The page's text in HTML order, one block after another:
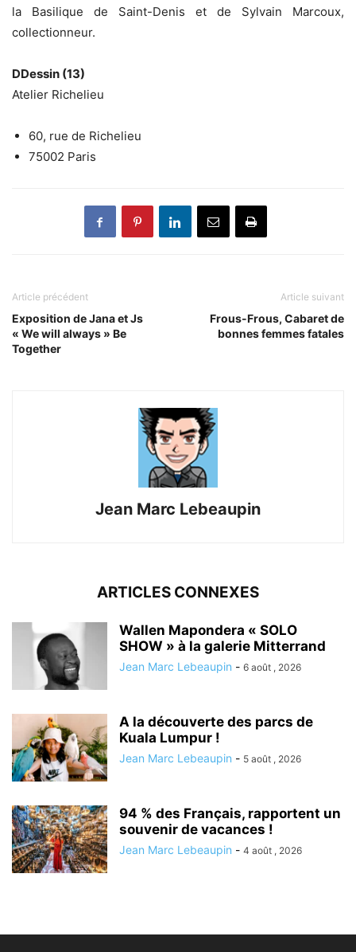
la Basilique de Saint-Denis et de Sylvain Marcoux,
collectionneur.
DDessin (13)
Atelier Richelieu
60, rue de Richelieu
75002 Paris
Article précédent
Exposition de Jana et Js
« We will always » Be
Together
Article suivant
Frous-Frous, Cabaret de
bonnes femmes fatales
Jean Marc Lebeaupin
ARTICLES CONNEXES
Wallen Mapondera « SOLO
SHOW » à la galerie Mitterrand
Jean Marc Lebeaupin - 6 août , 2026
A la découverte des parcs de
Kuala Lumpur !
Jean Marc Lebeaupin - 5 août , 2026
94 % des Français, rapportent un
souvenir de vacances !
Jean Marc Lebeaupin - 4 août , 2026